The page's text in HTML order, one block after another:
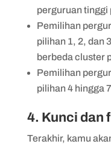
perguruan tinggi
Pemilihan
pilihan 1, 2, dan
berbeda cluster
Pemilihan
pilihan 4 hingga
4. Kunci dan
Terakhir, kamu